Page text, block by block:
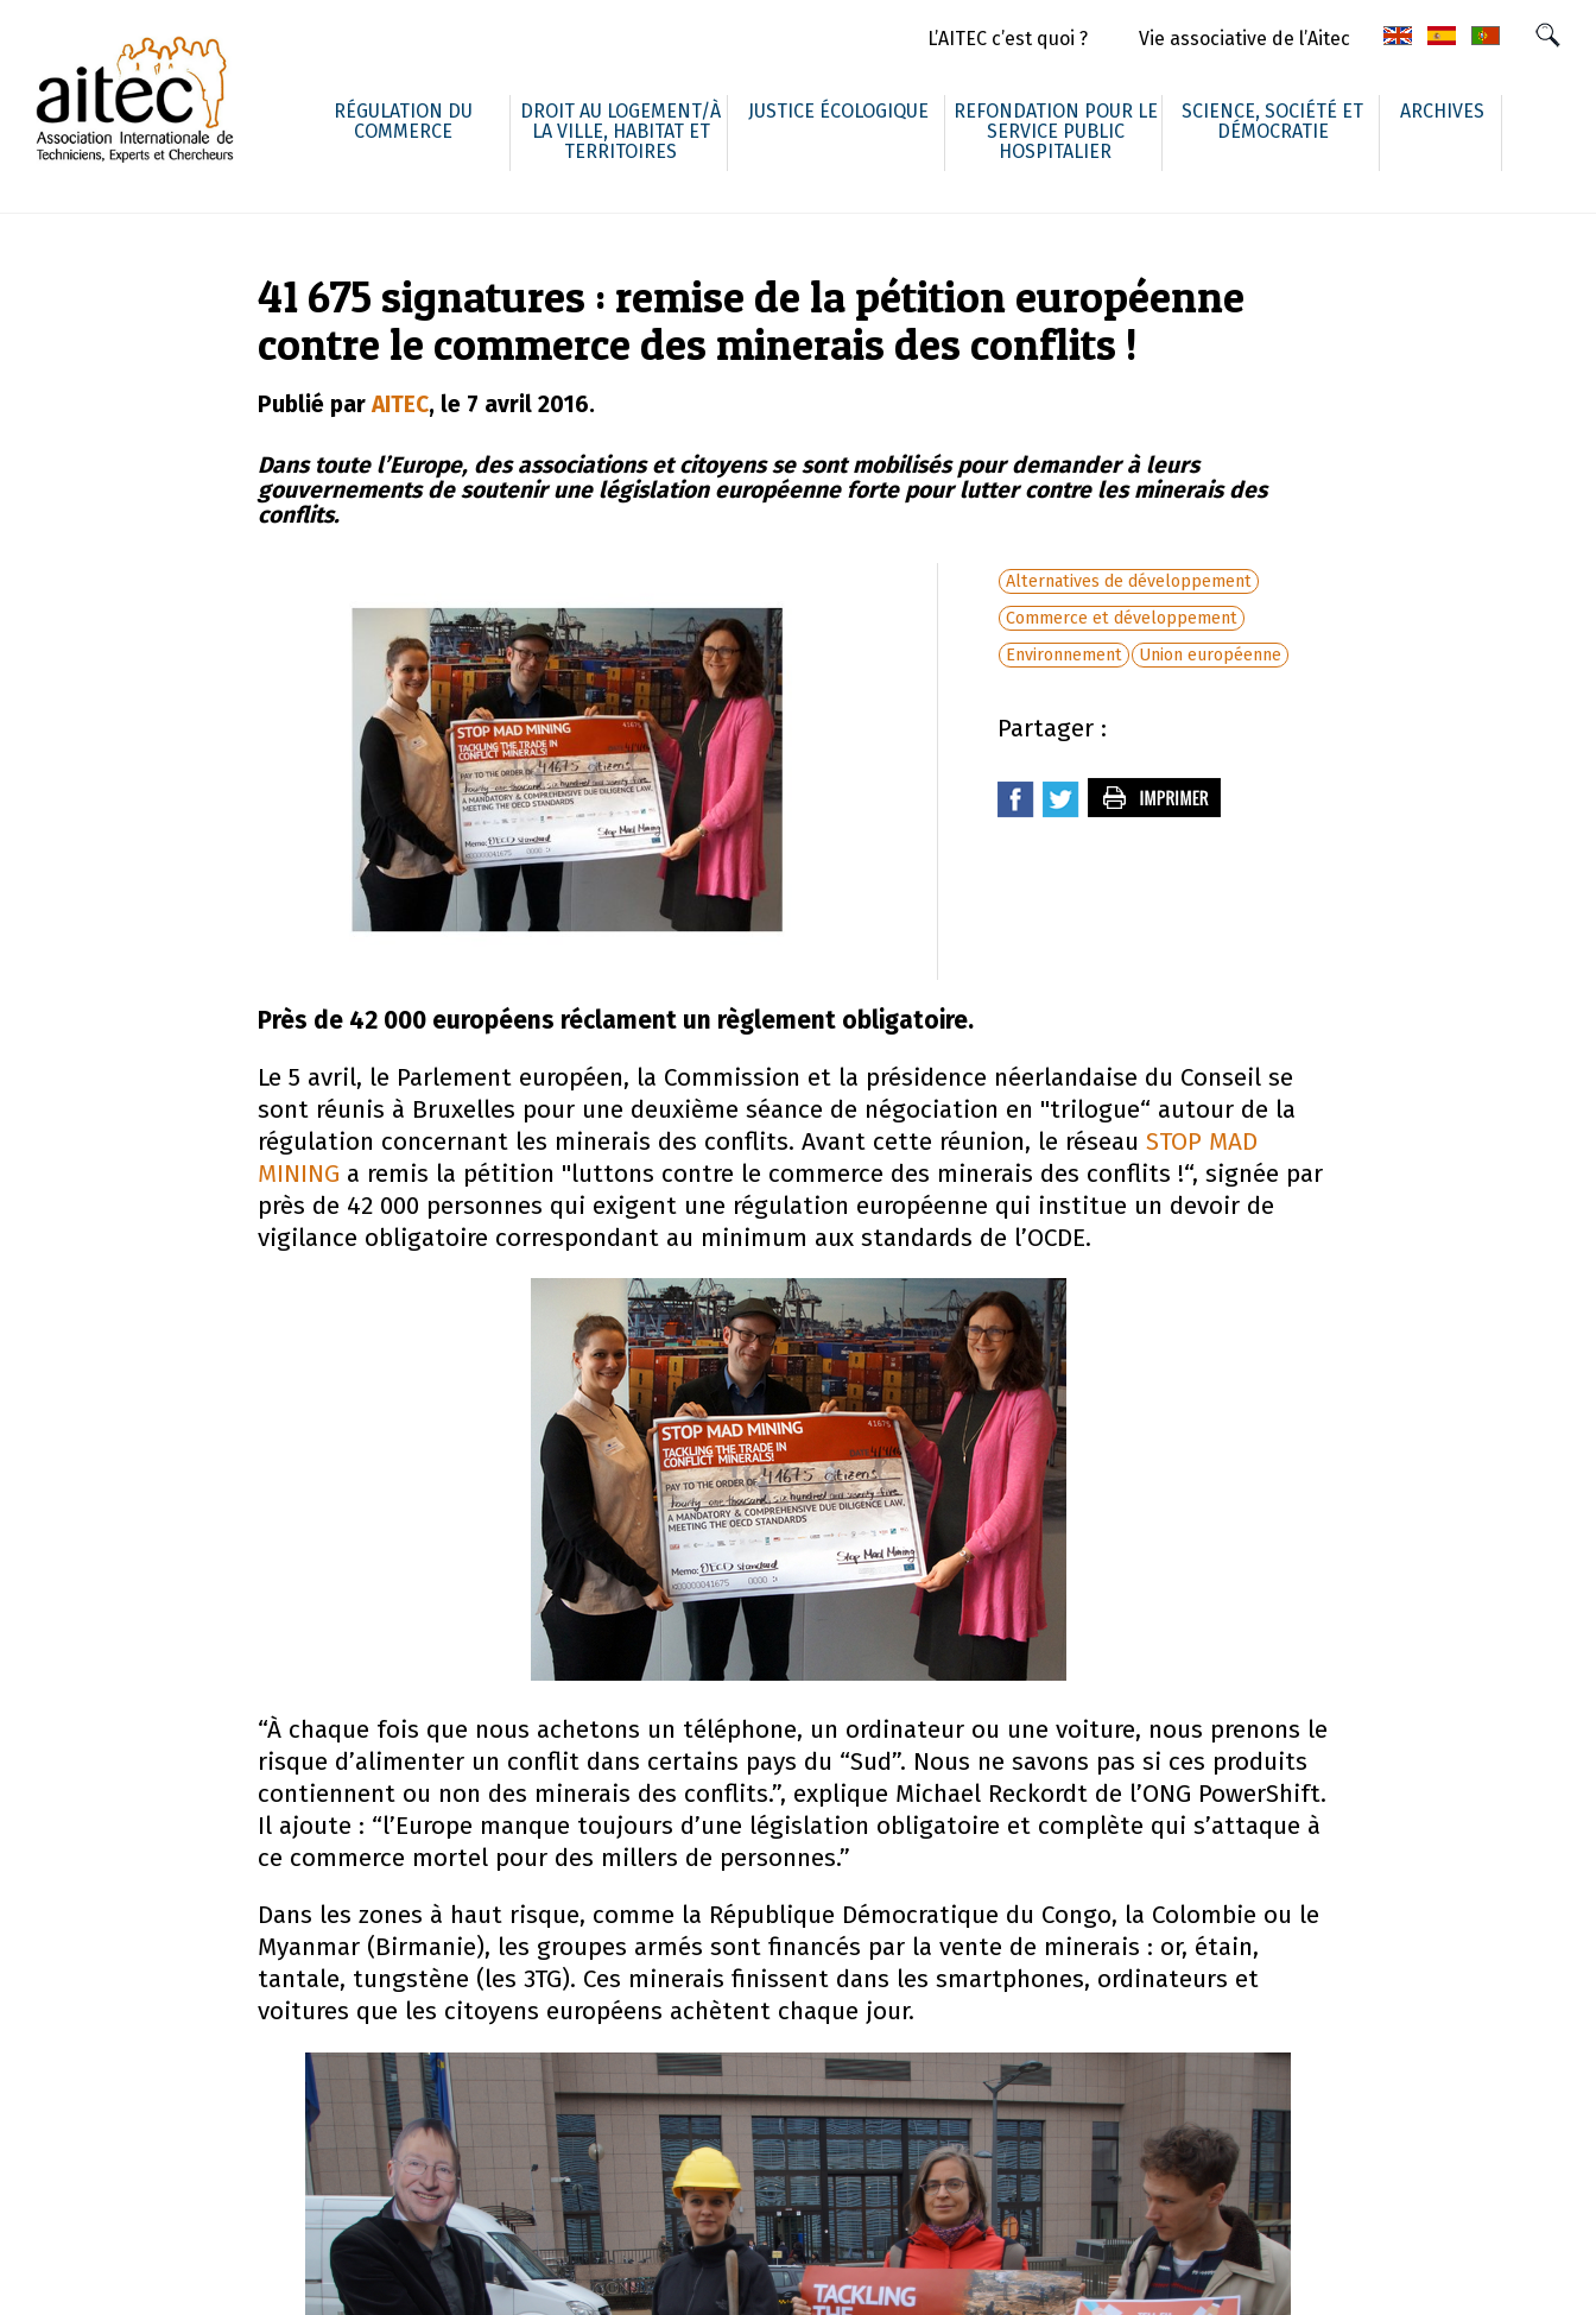
L’AITEC c’est quoi ? Vie associative de l’Aitec
RÉGULATION DU
COMMERCE
DROIT AU LOGEMENT/À
LA VILLE, HABITAT ET
TERRITOIRES
JUSTICE ÉCOLOGIQUE
REFONDATION POUR LE
SERVICE PUBLIC
HOSPITALIER
SCIENCE, SOCIÉTÉ ET
DÉMOCRATIE
ARCHIVES
41 675 signatures : remise de la pétition européenne
contre le commerce des minerais des conflits !
Publié parAITEC, le 7 avril 2016.
Dans toute l’Europe, des associations et citoyens se sont mobilisés pour demander à leurs
gouvernements de soutenir une législation européenne forte pour lutter contre les minerais des
conflits.
Alternatives de développement
Commerce et développement
Environnement
Union européenne
Partager :
Près de 42 000 européens réclament un règlement obligatoire.
Le 5 avril, le Parlement européen, la Commission et la présidence néerlandaise du Conseil se
sont réunis à Bruxelles pour une deuxième séance de négociation en "trilogue“ autour de la
régulation concernant les minerais des conflits. Avant cette réunion, le réseau STOP MAD
MINING a remis la pétition "luttons contre le commerce des minerais des conflits !“, signée par
près de 42 000 personnes qui exigent une régulation européenne qui institue un devoir de
vigilance obligatoire correspondant au minimum aux standards de l’OCDE.
“À chaque fois que nous achetons un téléphone, un ordinateur ou une voiture, nous prenons le
risque d’alimenter un conflit dans certains pays du “Sud”. Nous ne savons pas si ces produits
contiennent ou non des minerais des conflits.”, explique Michael Reckordt de l’ONG PowerShift.
Il ajoute : “l’Europe manque toujours d’une législation obligatoire et complète qui s’attaque à
ce commerce mortel pour des millers de personnes.”
Dans les zones à haut risque, comme la République Démocratique du Congo, la Colombie ou le
Myanmar (Birmanie), les groupes armés sont financés par la vente de minerais : or, étain,
tantale, tungstène (les 3TG). Ces minerais finissent dans les smartphones, ordinateurs et
voitures que les citoyens européens achètent chaque jour.